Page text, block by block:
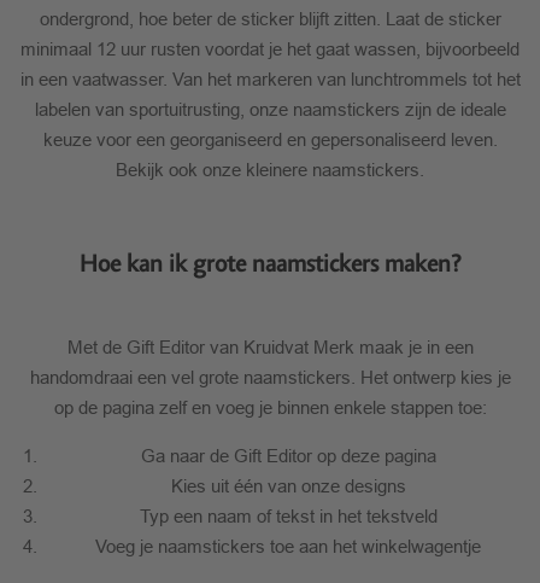
ondergrond, hoe beter de sticker blijft zitten. Laat de sticker
minimaal 12 uur rusten voordat je het gaat wassen, bijvoorbeeld
in een vaatwasser. Van het markeren van lunchtrommels tot het
labelen van sportuitrusting, onze naamstickers zijn de ideale
keuze voor een georganiseerd en gepersonaliseerd leven.
Bekijk ook onze kleinere naamstickers.
Hoe kan ik grote naamstickers maken?
Met de Gift Editor van Kruidvat Merk maak je in een
handomdraai een vel grote naamstickers. Het ontwerp kies je
op de pagina zelf en voeg je binnen enkele stappen toe:
Ga naar de Gift Editor op deze pagina
Kies uit één van onze designs
Typ een naam of tekst in het tekstveld
Voeg je naamstickers toe aan het winkelwagentje